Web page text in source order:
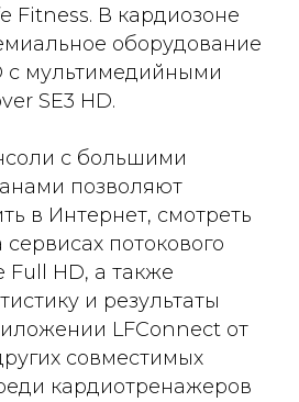
Fitness. В кардиозоне
оборудование
с мультимедийными
SE3 HD.
с большими
позволяют
в Интернет, смотреть
потокового
HD, а также
и результаты
LFConnect от
совместимых
кардиотренажеров